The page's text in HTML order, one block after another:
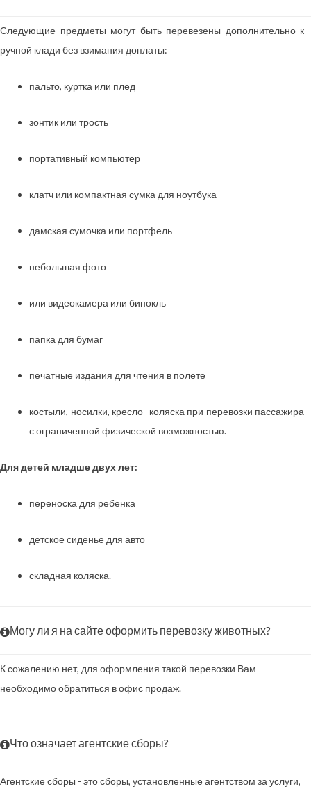
Следующие предметы могут быть перевезены дополнительно к
ручной клади без взимания доплаты:
пальто, куртка или плед
зонтик или трость
портативный компьютер
клатч или компактная сумка для ноутбука
дамская сумочка или портфель
небольшая фото
или видеокамера или бинокль
папка для бумаг
печатные издания для чтения в полете
костыли, носилки, кресло- коляска при перевозки пассажира
с ограниченной физической возможностью.
Для детей младше двух лет:
переноска для ребенка
детское сиденье для авто
складная коляска.
Могу ли я на сайте оформить перевозку животных?
К сожалению нет, для оформления такой перевозки Вам
необходимо обратиться в офис продаж.
Что означает агентские сборы?
Агентские сборы - это сборы, установленные агентством за услуги,